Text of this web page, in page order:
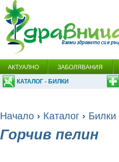
АКТУАЛНО ЗАБОЛЯВАНИЯ
КАТАЛОГ - БИЛКИ
Начало › Каталог › Билки
Горчив пелин